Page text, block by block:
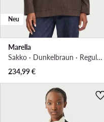
Neu
Marella
Sakko · Dunkelbraun · Regular Fit
234,99€